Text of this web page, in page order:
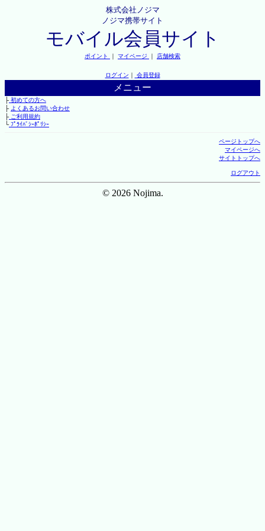
株式会社ノジマ
ノジマ携帯サイト
モバイル会員サイト
ポイント ｜ マイページ ｜ 店舗検索
ログイン ｜ 会員登録
メニュー
├初めての方へ
├ よくあるお問い合わせ
├ご利用規約
└ﾌﾟﾗｲﾊﾞｼｰﾎﾟﾘｼｰ
ページトップへ
マイページへ
サイトトップへ
ログアウト
© 2026 Nojima.